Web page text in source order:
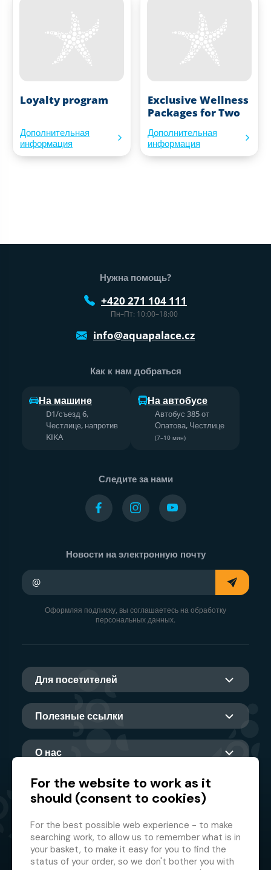
Loyalty program
Дополнительная
информация
Exclusive Wellness
Packages for Two
Дополнительная
информация
Нижний колонтитул веб-сайта
Нужна помощь?
+420 271 104 111
Пн–Пт: 10:00–18:00
info@aquapalace.cz
Как к нам добраться
На машине
D1/съезд 6,
Честлице, напротив
KIKA
На автобусе
Автобус 385 от
Опатова, Честлице
(7–10 мин)
Следите за нами
Новости на электронную почту
Оформляя подписку, вы соглашаетесь на обработку
персональных данных.
Для посетителей
Полезные ссылки
О нас
Главный партнер
For the website to work as it
should (consent to cookies)
For the best possible web experience - to make
searching work, to allow us to remember what is in
your basket, to make it easy for you to find the
status of your order, so we don't bother you with